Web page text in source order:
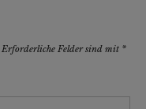
Erforderliche Felder sind mit *